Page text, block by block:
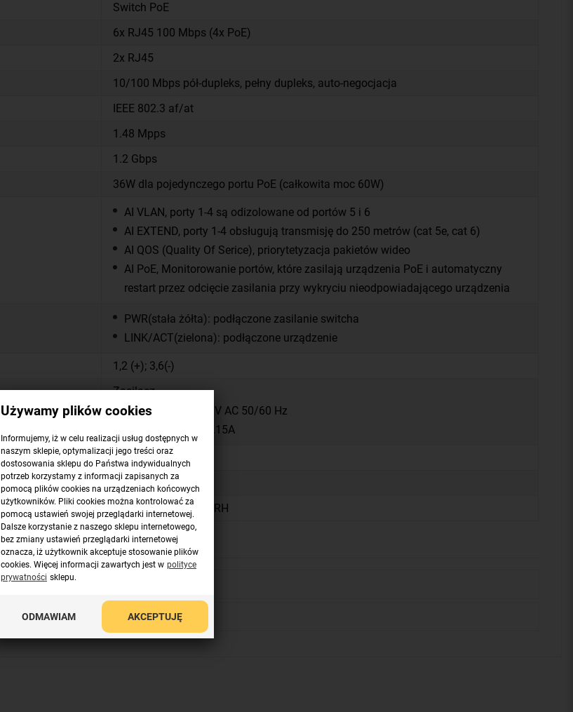
Switch PoE
6x RJ45 100 Mbps (4x PoE)
2x RJ45
10/100 Mbps pół-dupleks, pełny dupleks, auto-negocjacja
IEEE 802.3 af/at
1.48 Mpps
1.2 Gbps
36W dla pojedynczego portu PoE (całkowita moc 60W)
AI VLAN, porty 1-4 są odizolowane od portów 5 i 6
AI EXTEND, porty 1-4 obsługują transmisję do 250 metrów (cat 5e, cat 6)
AI QOS (Quality Of Serice), priorytetyzacja pakietów wideo
AI PoE, Monitorowanie portów, które zasilają urządzenia PoE i automatyczny
restart przez odcięcie zasilania przy wykryciu nieodpowiadającego urządzenia
PWR(stała żółta): podłączone zasilanie switcha
LINK/ACT(zielona): podłączone urządzenie
1,2 (+); 3,6(-)
Zasilacz
wejście: 100~240 V AC 50/60 Hz
wyjście: 52V DC 1.15A
125x75x27 [mm]
0.5 kg
0º~40ºC, 10%~90% RH
Używamy plików cookies
Informujemy, iż w celu realizacji usług dostępnych w
naszym sklepie, optymalizacji jego treści oraz
dostosowania sklepu do Państwa indywidualnych
potrzeb korzystamy z informacji zapisanych za
pomocą plików cookies na urządzeniach końcowych
użytkowników. Pliki cookies można kontrolować za
pomocą ustawień swojej przeglądarki internetowej.
Dalsze korzystanie z naszego sklepu internetowego,
bez zmiany ustawień przeglądarki internetowej
oznacza, iż użytkownik akceptuje stosowanie plików
cookies. Więcej informacji zawartych jest w polityce
prywatności sklepu.
ODMAWIAM AKCEPTUJĘ